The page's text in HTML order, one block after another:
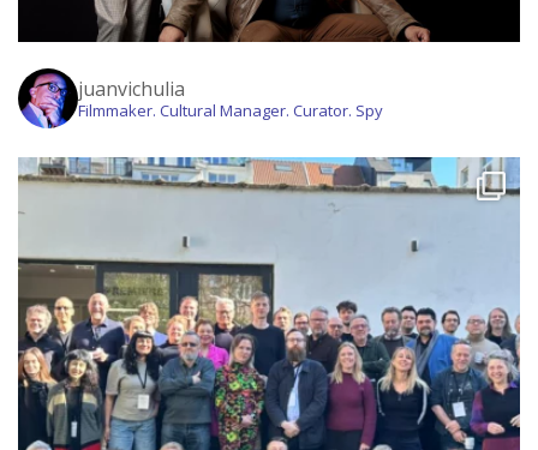
juanvichulia
Filmmaker. Cultural Manager. Curator. Spy